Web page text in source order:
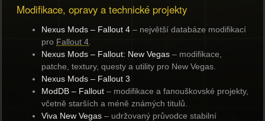
Modifikace, opravy a technické projekty
Nexus Mods – Fallout 4 – největší databáze modifikací
pro Fallout 4
Nexus Mods – Fallout: New Vegas – modifikace,
patche, textury, questy a utility pro New Vegas.
Nexus Mods – Fallout 3
ModDB – Fallout – modifikace a fanouškovské projekty,
včetně starších a méně známých titulů.
Viva New Vegas – udržovaný průvodce stabilní